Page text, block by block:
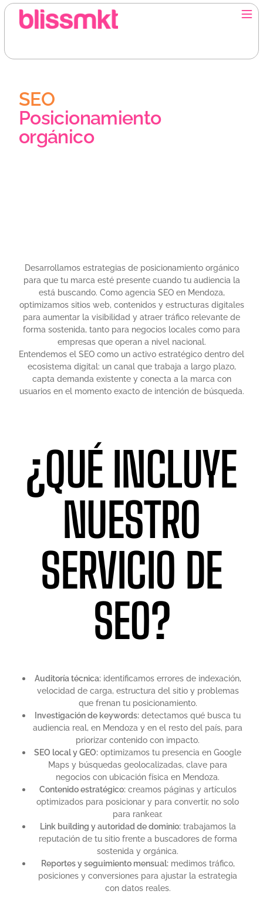
SEO
Posicionamiento
orgánico
Desarrollamos estrategias de posicionamiento orgánico
para que tu marca esté presente cuando tu audiencia la
está buscando. Como agencia SEO en Mendoza,
optimizamos sitios web, contenidos y estructuras digitales
para aumentar la visibilidad y atraer tráfico relevante de
forma sostenida, tanto para negocios locales como para
empresas que operan a nivel nacional.
Entendemos el SEO como un activo estratégico dentro del
ecosistema digital: un canal que trabaja a largo plazo,
capta demanda existente y conecta a la marca con
usuarios en el momento exacto de intención de búsqueda.
¿QUÉ INCLUYE
NUESTRO
SERVICIO DE
SEO?
Auditoría técnica:identificamos errores de indexación,
velocidad de carga, estructura del sitio y problemas
que frenan tu posicionamiento.
Investigación de keywords: detectamos qué busca tu
audiencia real, en Mendoza y en el resto del país, para
priorizar contenido con impacto.
SEO local y GEO: optimizamos tu presencia en Google
Maps y búsquedas geolocalizadas, clave para
negocios con ubicación física en Mendoza.
Contenido estratégico:creamos páginas y artículos
optimizados para posicionar y para convertir, no solo
para rankear.
Link building y autoridad de dominio:trabajamos la
reputación de tu sitio frente a buscadores de forma
sostenida y orgánica.
Reportes y seguimiento mensual:medimos tráfico,
posiciones y conversiones para ajustar la estrategia
con datos reales.